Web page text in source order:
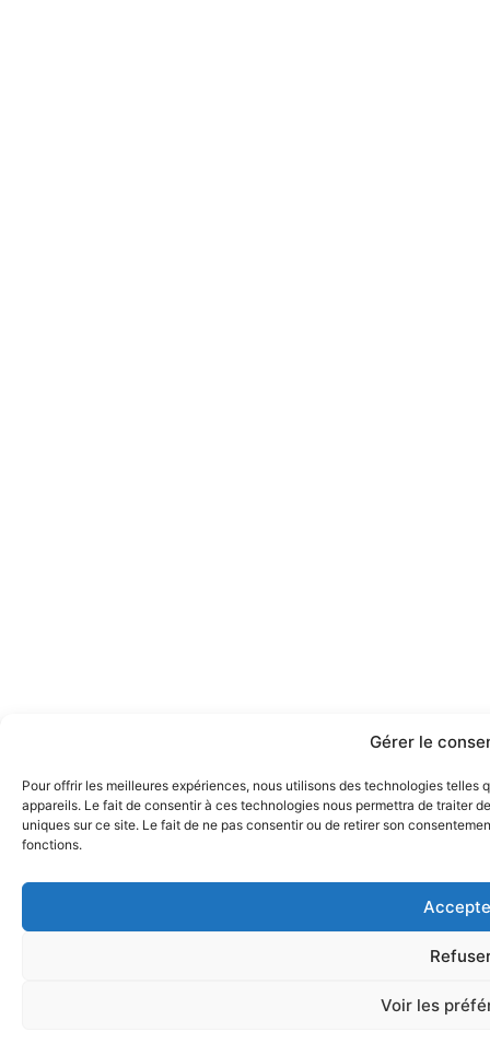
Gérer le
Pour offrir les meilleures expériences, nous utilisons des technologies
appareils. Le fait de consentir à ces technologies nous permettra de traiter
uniques sur ce site. Le fait de ne pas consentir ou de retirer son
fonctions.
Voir les